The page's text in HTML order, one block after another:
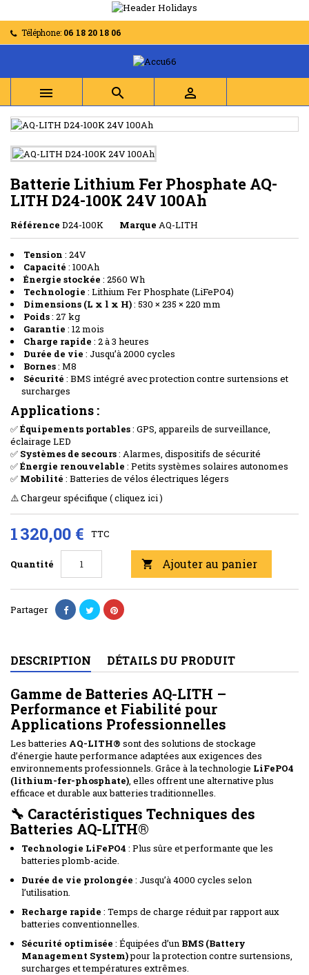
Téléphone: 06 18 20 18 06
  
Batterie Lithium Fer Phosphate AQ-
LITH D24-100K 24V 100Ah
Référence D24-100K Marque AQ-LITH
Tension : 24V
Capacité : 100Ah
Énergie stockée : 2560 Wh
Technologie : Lithium Fer Phosphate (LiFePO4)
Dimensions (L x l x H): 530 × 235 × 220 mm
Poids: 27 kg
Garantie : 12 mois
Charge rapide : 2 à 3 heures
Durée de vie : Jusqu’à 2000 cycles
Bornes: M8
Sécurité : BMS intégré avec protection contre surtensions et
surcharges
Applications :
✅Équipements portables: GPS, appareils de surveillance,
éclairage LED
✅ Systèmes de secours: Alarmes, dispositifs de sécurité
✅Énergie renouvelable : Petits systèmes solaires autonomes
✅ Mobilité : Batteries de vélos électriques légers
⚠️ Chargeur spécifique ( cliquez ici )
1 320,00 € TTC
Quantité  Ajouter au panier
Partager
DESCRIPTION DÉTAILS DU PRODUIT
Gamme de Batteries AQ-LITH –
Performance et Fiabilité pour
Applications Professionnelles
Les batteries AQ-LITH® sont des solutions de stockage
d’énergie haute performance adaptées aux exigences des
environnements professionnels. Grâce à la technologie LiFePO4
(lithium-fer-phosphate), elles offrent une alternative plus
efficace et durable aux batteries traditionnelles.
🔧 Caractéristiques Techniques des
Batteries AQ-LITH®
Technologie LiFePO4 : Plus sûre et performante que les
batteries plomb-acide.
Durée de vie prolongée : Jusqu’à 4000 cycles selon
l’utilisation.
Recharge rapide : Temps de charge réduit par rapport aux
batteries conventionnelles.
Sécurité optimisée : Équipées d’un BMS (Battery
Management System)pour la protection contre surtensions,
surcharges et températures extrêmes.